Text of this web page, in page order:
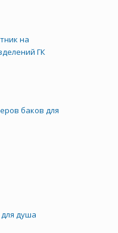
на
ГК
баков для
душа